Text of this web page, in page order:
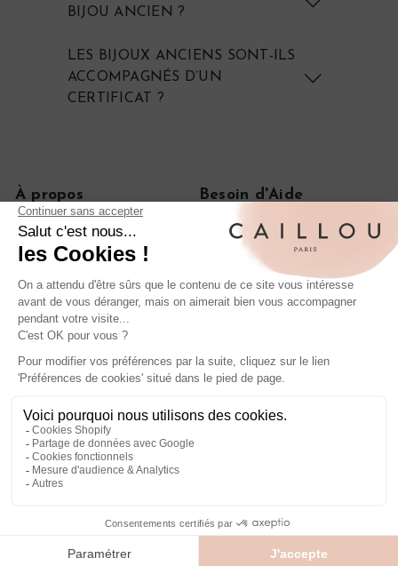
BIJOU ANCIEN ?
LES BIJOUX ANCIENS SONT-ILS
ACCOMPAGNÉS D’UN
CERTIFICAT ?
À propos
Notre histoire
On parle de nous
Mentions légales
Besoin d'Aide
Politique de confidentialité
Livraisons et retours
Rétractation de commande
Nos iconiques
Bagues anciennes en diamant
Boucles d'oreilles anciennes en or
Entrer en contact
Envoyez-nous un email